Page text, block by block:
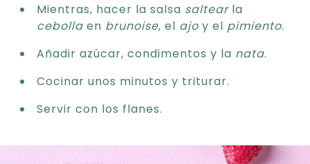
Mientras, hacer la salsa saltearla
cebolla en brunoise, el ajo y el pimiento.
Añadir azúcar, condimentos y la nata.
Cocinar unos minutos y triturar.
Servir con los flanes.